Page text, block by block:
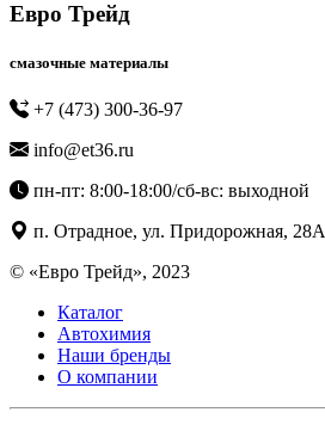
Евро Трейд
смазочные материалы
+7 (473) 300-36-97
info@et36.ru
пн-пт: 8:00-18:00/сб-вс: выходной
п. Отрадное, ул. Придорожная, 28А
© «Евро Трейд», 2023
Каталог
Автохимия
Наши бренды
О компании